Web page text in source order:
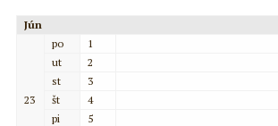
Jún
23
po
1
ut
2
st
3
št
4
pi
5